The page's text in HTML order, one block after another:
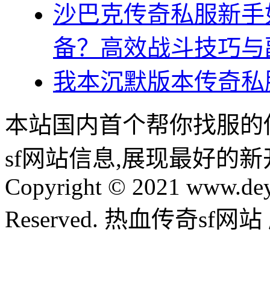
沙巴克传奇私服新
备？高效战斗技巧
我本沉默版本传奇
本站国内首个帮你找服
sf网站信息,展现最好的
Copyright © 2021
Reserved. 热血传奇sf网